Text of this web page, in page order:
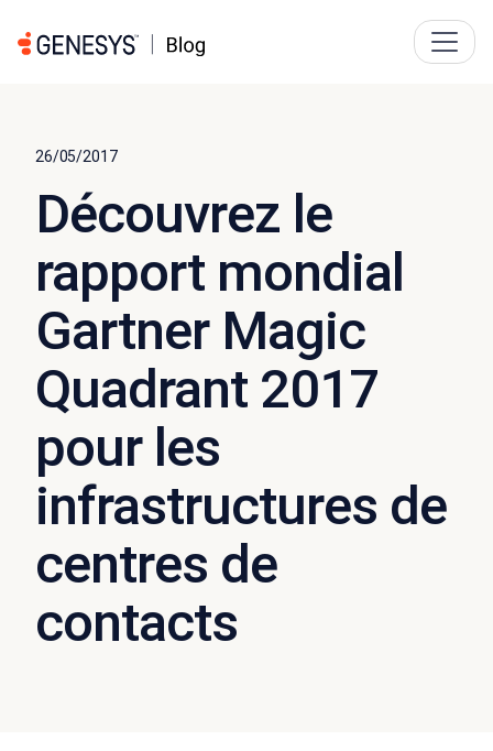
26/05/2017
Découvrez le
rapport mondial
Gartner Magic
Quadrant 2017
pour les
infrastructures de
centres de
contacts